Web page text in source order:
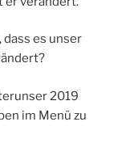
dass es unser
2019
im Menü zu